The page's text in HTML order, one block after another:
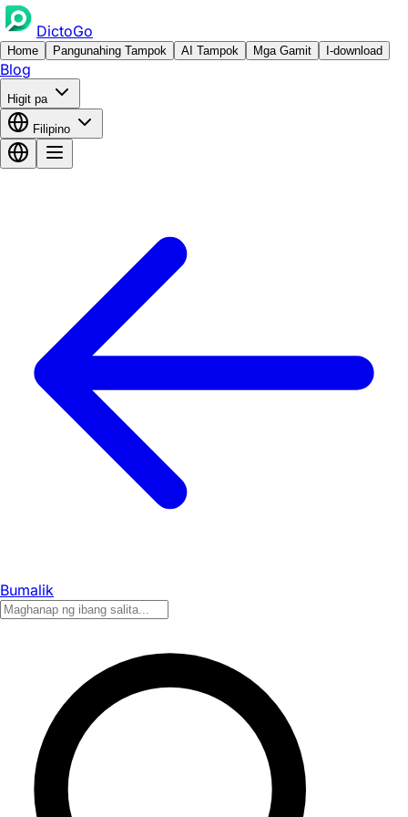
DictoGo
Home Pangunahing Tampok AI Tampok Mga Gamit I-download
Blog
Higit pa
Filipino
Bumalik